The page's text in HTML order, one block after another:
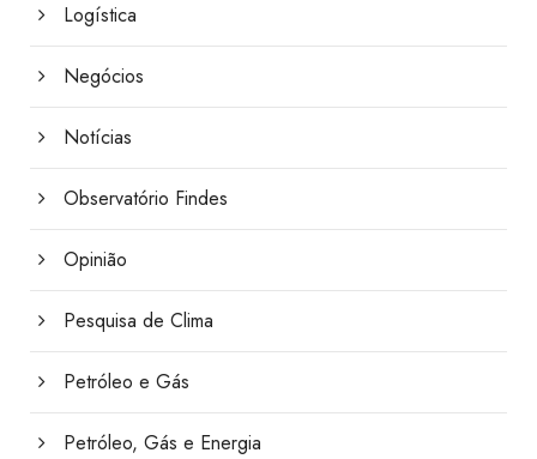
Logística
Negócios
Notícias
Observatório Findes
Opinião
Pesquisa de Clima
Petróleo e Gás
Petróleo, Gás e Energia